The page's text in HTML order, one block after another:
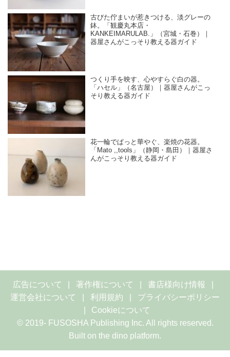
古びた佇まいが惹きつける、淡グレーの
鉢。「観慶丸本店・
KANKEIMARULAB.」（宮城・石巻）｜
器屋さんがこっそり教える器ガイド
つくり手を映す、心やすらぐ白の器。
「ハセル」（名古屋）｜器屋さんがこっ
そり教える器ガイド
花一輪でぱっと華やぐ、楽焼の花器。
「Mato ,,tools」（静岡・島田）｜器屋さ
んがこっそり教える器ガイド
広告について 著作権について
書店様向け情報
運営会社について
利用規約
プライバシーポリシー
Cookieについて
© 2019- FUSOSHA Publishing Inc. All rights reserved.
Built on the dino platform.